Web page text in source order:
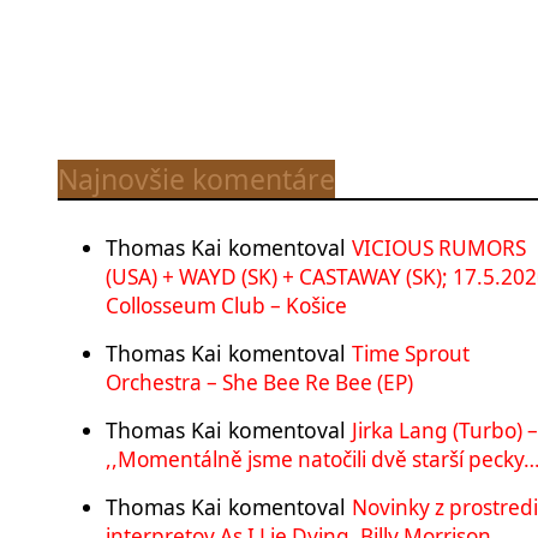
Najnovšie komentáre
Thomas Kai komentoval VICIOUS RUMORS
(USA) + WAYD (SK) + CASTAWAY (SK);
Collosseum Club – Košice
Thomas Kai komentoval Time Sprout
Orchestra – She Bee Re Bee (EP)
Thomas Kai komentoval Jirka Lang (Turbo) –
,,Momentálně jsme natočili dvě starší
Thomas Kai komentoval Novinky z